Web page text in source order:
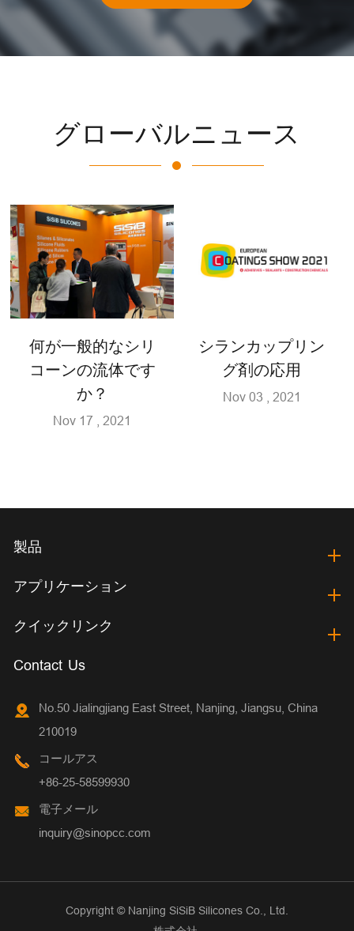
グローバルニュース
何が一般的なシリ
コーンの流体です
か？
Nov 17 , 2021
シランカップリン
グ剤の応用
Nov 03 , 2021
製品
アプリケーション
クイックリンク
Contact Us
No.50 Jialingjiang East Street, Nanjing, Jiangsu, China
210019
コールアス
+86-25-58599930
電子メール
inquiry@sinopcc.com
Copyright © Nanjing SiSiB Silicones Co., Ltd.